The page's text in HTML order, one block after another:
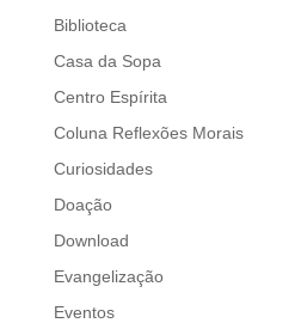
Biblioteca
Casa da Sopa
Centro Espírita
Coluna Reflexões Morais
Curiosidades
Doação
Download
Evangelização
Eventos